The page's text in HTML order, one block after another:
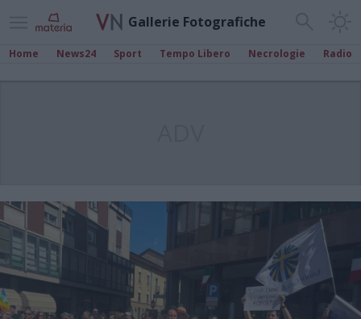
Gallerie Fotografiche
Home News24 Sport Tempo Libero Necrologie Radio